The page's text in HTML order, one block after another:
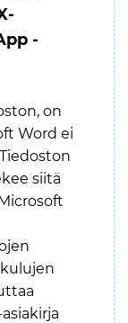
-
on
Word ei
siitä